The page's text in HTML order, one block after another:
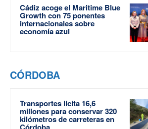
Cádiz acoge el Maritime Blue
Growth con 75 ponentes
internacionales sobre
economía azul
CÓRDOBA
Transportes licita 16,6
millones para conservar 320
kilómetros de carreteras en
Córdoba